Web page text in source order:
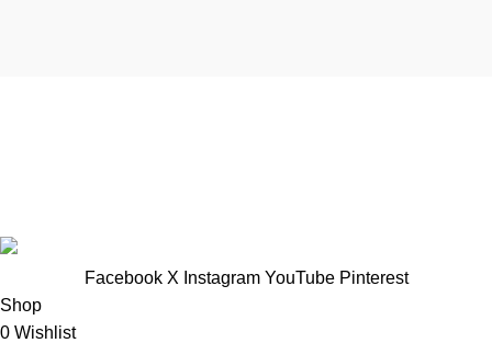
Facebook X Instagram YouTube Pinterest
Shop
0 Wishlist